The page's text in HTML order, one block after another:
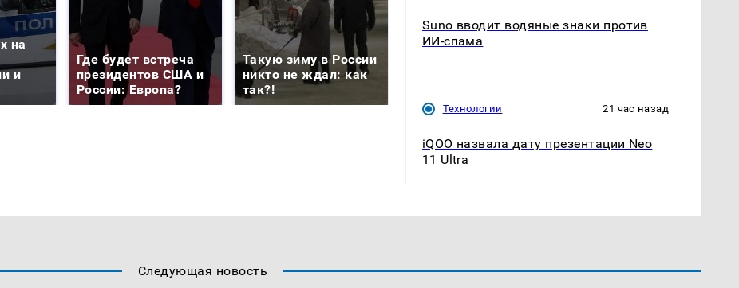
на
и
Где будет встреча
президентов США и
России: Европа?
Такую зиму в России
никто не ждал: как
так?!
Suno вводит водяные знаки против
ИИ-спама
Технологии 21 час назад
iQOO назвала дату презентации Neo
11 Ultra
Следующая новость